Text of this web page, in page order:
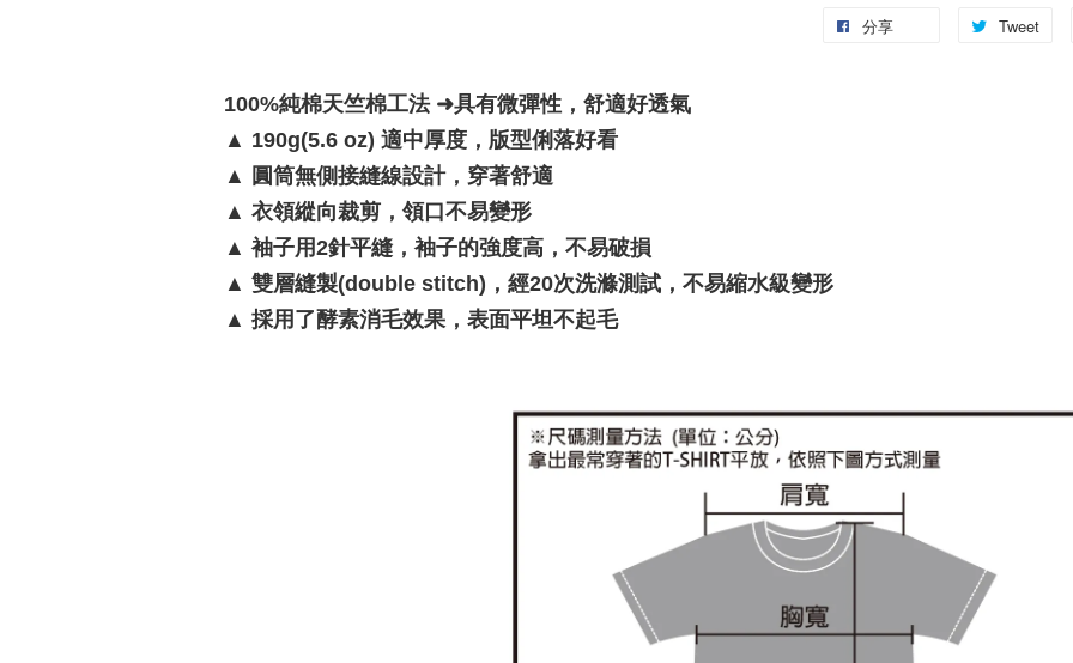
分享 Tweet
100%純棉天竺棉工法 ➜具有微彈性，舒適好透氣
▲ 190g(5.6 oz) 適中厚度，版型俐落好看
▲ 圓筒無側接縫線設計，穿著舒適
▲ 衣領縱向裁剪，領口不易變形
▲ 袖子用2針平縫，袖子的強度高，不易破損
▲ 雙層縫製(double stitch)，經20次洗滌測試，不易縮水級變形
▲ 採用了酵素消毛效果，表面平坦不起毛